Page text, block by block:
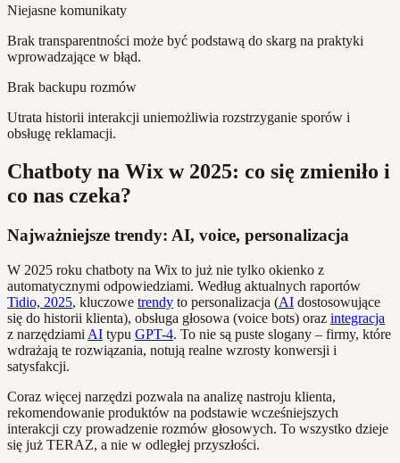
Niejasne komunikaty
Brak transparentności może być podstawą do skarg na praktyki
wprowadzające w błąd.
Brak backupu rozmów
Utrata historii interakcji uniemożliwia rozstrzyganie sporów i
obsługę reklamacji.
Chatboty na Wix w 2025: co się zmieniło i
co nas czeka?
Najważniejsze trendy: AI, voice, personalizacja
W 2025 roku chatboty na Wix to już nie tylko okienko z
automatycznymi odpowiedziami. Według aktualnych raportów
Tidio, 2025, kluczowe trendy to personalizacja (AI dostosowujące
się do historii klienta), obsługa głosowa (voice bots) oraz integracja
z narzędziami AI typu GPT-4. To nie są puste slogany – firmy, które
wdrażają te rozwiązania, notują realne wzrosty konwersji i
satysfakcji.
Coraz więcej narzędzi pozwala na analizę nastroju klienta,
rekomendowanie produktów na podstawie wcześniejszych
interakcji czy prowadzenie rozmów głosowych. To wszystko dzieje
się już TERAZ, a nie w odległej przyszłości.